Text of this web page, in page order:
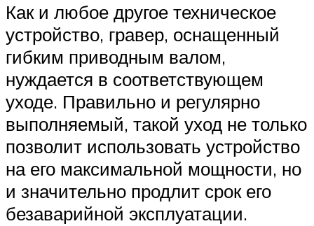
Как и любое другое техническое
устройство, гравер, оснащенный
гибким приводным валом,
нуждается в соответствующем
уходе. Правильно и регулярно
выполняемый, такой уход не только
позволит использовать устройство
на его максимальной мощности, но
и значительно продлит срок его
безаварийной эксплуатации.